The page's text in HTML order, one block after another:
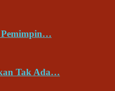
Pemimpin…
Tak Ada…